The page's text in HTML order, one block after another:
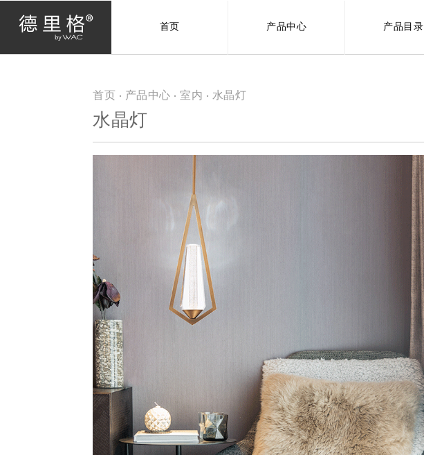
首页 产品中心 产品目录
当前位置
首页 · 产品中心 ·室内 · 水晶灯
水晶灯